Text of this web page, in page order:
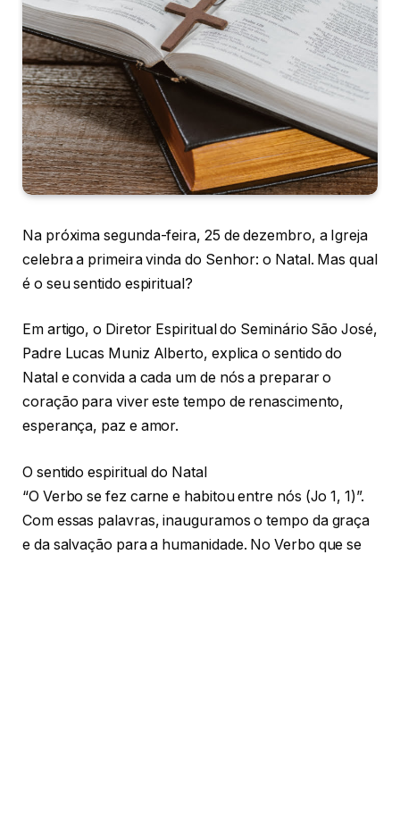
Na próxima segunda-feira, 25 de dezembro, a Igreja
celebra a primeira vinda do Senhor: o Natal. Mas qual
é o seu sentido espiritual?
Em artigo, o Diretor Espiritual do Seminário São José,
Padre Lucas Muniz Alberto, explica o sentido do
Natal e convida a cada um de nós a preparar o
coração para viver este tempo de renascimento,
esperança, paz e amor.
O sentido espiritual do Natal
“O Verbo se fez carne e habitou entre nós (Jo 1, 1)”.
Com essas palavras, inauguramos o tempo da graça
e da salvação para a humanidade. No Verbo que se